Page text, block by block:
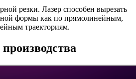
резки. Лазер способен вырезать
формы как по прямолинейным,
траекториям.